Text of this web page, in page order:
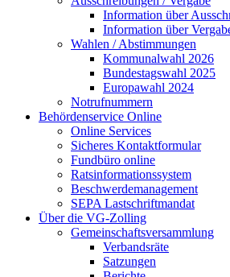
Information über
Information über
Wahlen / Abstimmungen
Kommunalwahl 2026
Bundestagswahl 2025
Europawahl 2024
Notrufnummern
Behördenservice Online
Online Services
Sicheres Kontaktformular
Fundbüro online
Ratsinformationssystem
Beschwerdemanagement
SEPA Lastschriftmandat
Über die VG-Zolling
Gemeinschaftsversammlung
Verbandsräte
Satzungen